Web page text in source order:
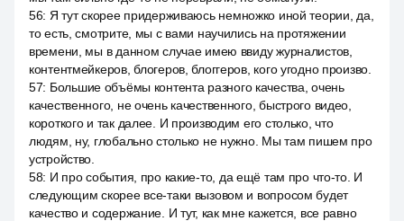
56: Я тут скорее придерживаюсь немножко иной теории, да,
то есть, смотрите, мы с вами научились на протяжении
времени, мы в данном случае имею ввиду журналистов,
контентмейкеров, блогеров, блоггеров, кого угодно произво.
57: Большие объёмы контента разного качества, очень
качественного, не очень качественного, быстрого видео,
короткого и так далее. И производим его столько, что
людям, ну, глобально столько не нужно. Мы там пишем про
устройство.
58: И про события, про какие-то, да ещё там про что-то. И
следующим скорее все-таки вызовом и вопросом будет
качество и содержание. И тут, как мне кажется, все равно